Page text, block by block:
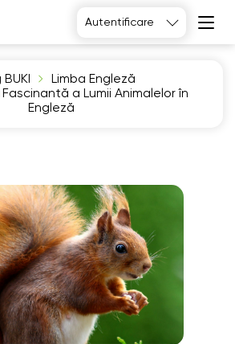
Autentificare
Limba Engleză
a Lumii Animalelor în
Engleză